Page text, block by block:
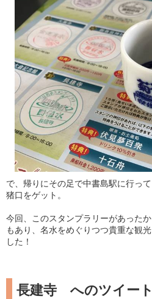
で、帰りにその足で中書島駅に行っ
猪口をゲット。
今回、このスタンプラリーがあった
もあり、名水をめぐりつつ貴重な観
した！
長建寺 へのツイート